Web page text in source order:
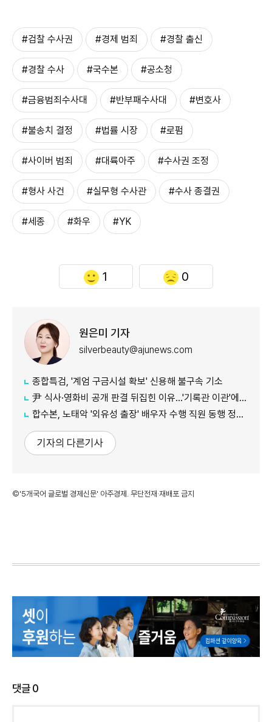
#검찰 수사권 #경제 범죄 #경찰 출신
#경찰 수사 #국수본 #공소청
#금융범죄수사대 #반부패수사대 #변호사
#불송치 결정 #법률 시장 #로펌
#사이버 범죄 #대륙아주 #수사권 조정
#형사 사건 #실무형 수사관 #수사 종결권
#세종 #화우 #YK
1 0
원은미 기자
silverbeauty@ajunews.com
종합특검, '계엄 구금시설 확보' 신용해 불구속 기소
尹 식사·영화비 공개 판결 뒤집힌 이유…'기록관 이관'에 소송 실익 쟁점
합수본, 노태악 '외유성 출장' 배우자 수행 직원 동행 정황 포착
기자의 다른기사
©'5개국어 글로벌 경제신문' 아주경제. 무단전재·재배포 금지
댓글0